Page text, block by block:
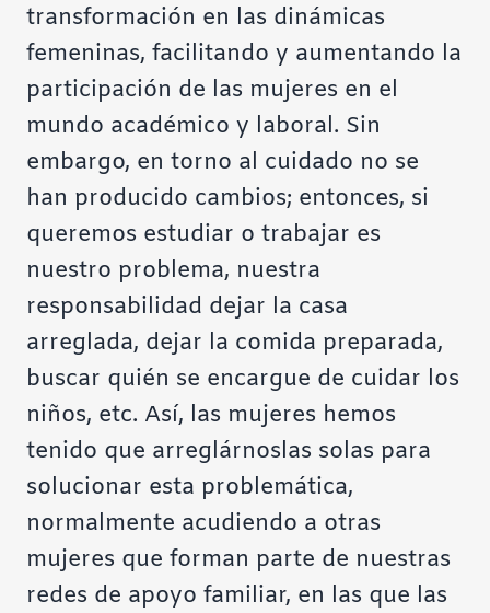
transformación en las dinámicas
femeninas, facilitando y aumentando la
participación de las mujeres en el
mundo académico y laboral. Sin
embargo, en torno al cuidado no se
han producido cambios; entonces, si
queremos estudiar o trabajar es
nuestro problema, nuestra
responsabilidad dejar la casa
arreglada, dejar la comida preparada,
buscar quién se encargue de cuidar los
niños, etc. Así, las mujeres hemos
tenido que arreglárnoslas solas para
solucionar esta problemática,
normalmente acudiendo a otras
mujeres que forman parte de nuestras
redes de apoyo familiar, en las que las